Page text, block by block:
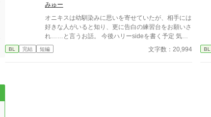
りながら魔法の才能がイマイチで、 家族にはバカに
されるのがイヤで夢のことを言いだせずにいた。 魔
法騎士になるために魔法騎士学院に入学して出会った
エルに、 「魔法より剣のほうが才能あるんじゃな
い？」と言われ、 二人で剣の特訓を始めたが、 その
頃から自分の身体（主に心臓あたり）に異変が現れ始
みゅー
オニキスは幼馴染みに思いを寄せていたが、相手には
好きな人がいると知り、更に告白の練習台をお願いさ
れ……と言うお話。 今後ハリーsideを書く予定 気が
ついたら自分は悪役令嬢だったのにヒロインざまぁし
ちゃいましたのスピンオフです。 サイデュームの宝
BL 完結 短編 文字数：20,994 BL